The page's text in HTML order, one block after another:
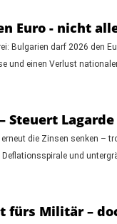
Euro - nicht
Bulgarien darf 2026 den
und einen Verlust
Steuert
die Zinsen senken –
Deflationsspirale und
fürs Militär –